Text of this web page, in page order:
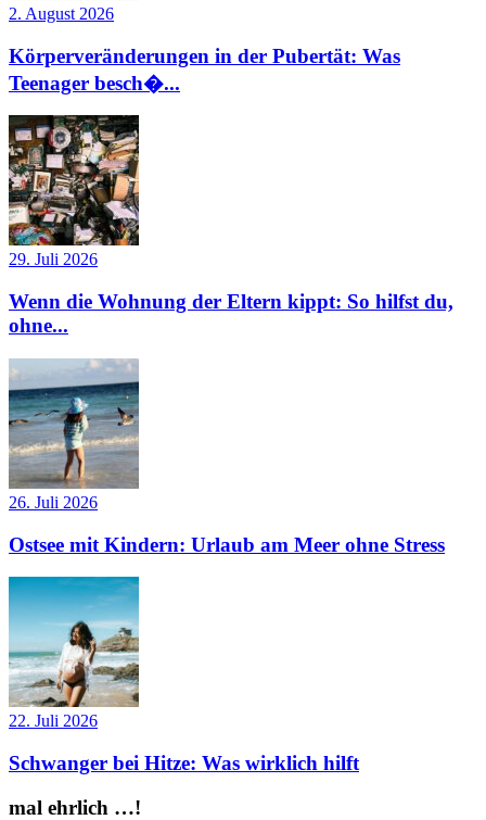
2. August 2026
Körperveränderungen in der Pubertät: Was
Teenager besch�...
29. Juli 2026
Wenn die Wohnung der Eltern kippt: So hilfst du,
ohne...
26. Juli 2026
Ostsee mit Kindern: Urlaub am Meer ohne Stress
22. Juli 2026
Schwanger bei Hitze: Was wirklich hilft
mal ehrlich …!